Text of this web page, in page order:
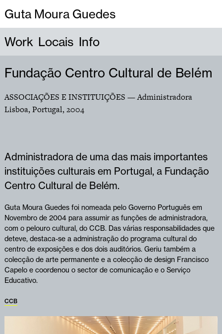
Guta Moura Guedes
Work Locais Info
Fundação Centro Cultural de Belém
ASSOCIAÇÕES E INSTITUIÇÕES — Administradora
Lisboa, Portugal,2004
Administradora de uma das mais importantes
instituições culturais em Portugal, a Fundação
Centro Cultural de Belém.
Guta Moura Guedes foi nomeada pelo Governo Português em
Novembro de 2004 para assumir as funções de administradora,
com o pelouro cultural, do CCB. Das várias responsabilidades que
deteve, destaca-se a administração do programa cultural do
centro de exposições e dos dois auditórios. Geriu também a
colecção de arte permanente e a colecção de design Francisco
Capelo e coordenou o sector de comunicação e o Serviço
Educativo.
CCB